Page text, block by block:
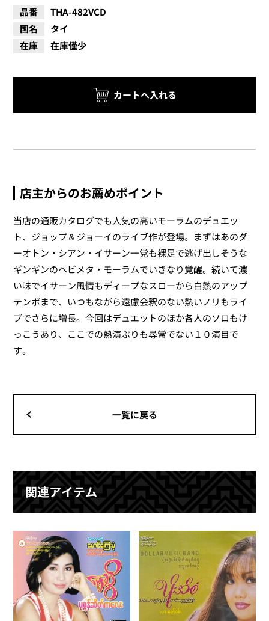
品番
THA-482VCD
国名
タイ
在庫
在庫僅少
店主からのお薦めポイント
当店の通販カタログでも人気の高いモーラムのデュエッ
ト、ジョップ＆ジョーイのライブ作が登場。まずはあのダ
ーオトン・シアン・イサーン一党も裸足で逃げ出しそうな
ギンギンのヘビメタ・モーラムでいきなり覚醒。続いて濃
い味でイサーン風情もディープなスローから白熱のアップ
テンポまで、いつもながら遠慮会釈のない熱いノリもライ
ブでさらに増長。今回はデュエットのほか各人のソロもけ
っこうあり、ここでの熱演ぶりも尋常でない１０演目で
す。
一覧に戻る
関連アイテム